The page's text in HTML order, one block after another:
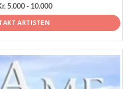
5.000 - 10.000
ARTISTEN